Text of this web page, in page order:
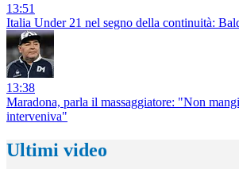
13:51
Italia Under 21 nel segno della continuità:
13:38
Maradona, parla il massaggiatore: "Non
interveniva"
Ultimi video